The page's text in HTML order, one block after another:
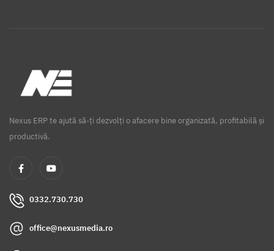
Nexus ERP te ajută să-ți dezvolți o afacere bine organizată, profitabilă și
productivă.
0332.730.730
office@nexusmedia.ro